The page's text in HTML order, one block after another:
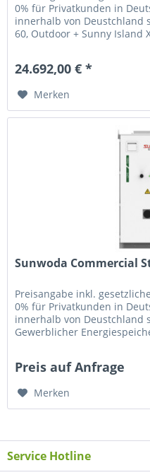
0% für Privatkunden in
innerhalb von Deustchland
60, Outdoor + Sunny Island
24.692,00 € *
Merken
Sunwoda Commercial
Preisangabe inkl.
0% für Privatkunden in
innerhalb von Deustchland
Gewerblicher
Preis auf Anfrage
Merken
Service Hotline